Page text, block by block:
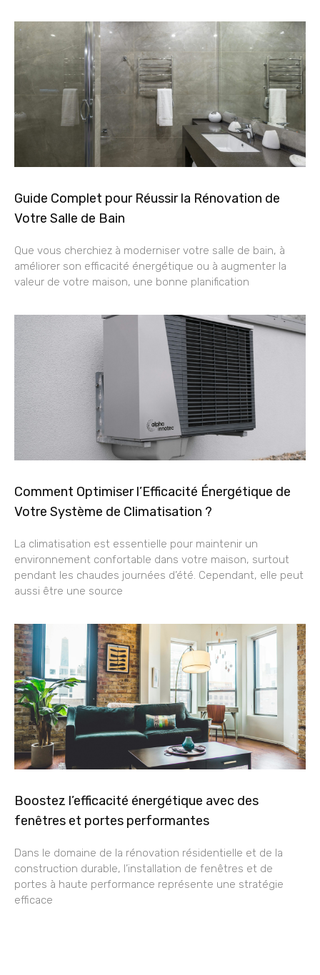
Guide Complet pour Réussir la Rénovation de
Votre Salle de Bain
Que vous cherchiez à moderniser votre salle de bain, à
améliorer son efficacité énergétique ou à augmenter la
valeur de votre maison, une bonne planification
Comment Optimiser l’Efficacité Énergétique de
Votre Système de Climatisation ?
La climatisation est essentielle pour maintenir un
environnement confortable dans votre maison, surtout
pendant les chaudes journées d’été. Cependant, elle peut
aussi être une source
Boostez l’efficacité énergétique avec des
fenêtres et portes performantes
Dans le domaine de la rénovation résidentielle et de la
construction durable, l’installation de fenêtres et de
portes à haute performance représente une stratégie
efficace